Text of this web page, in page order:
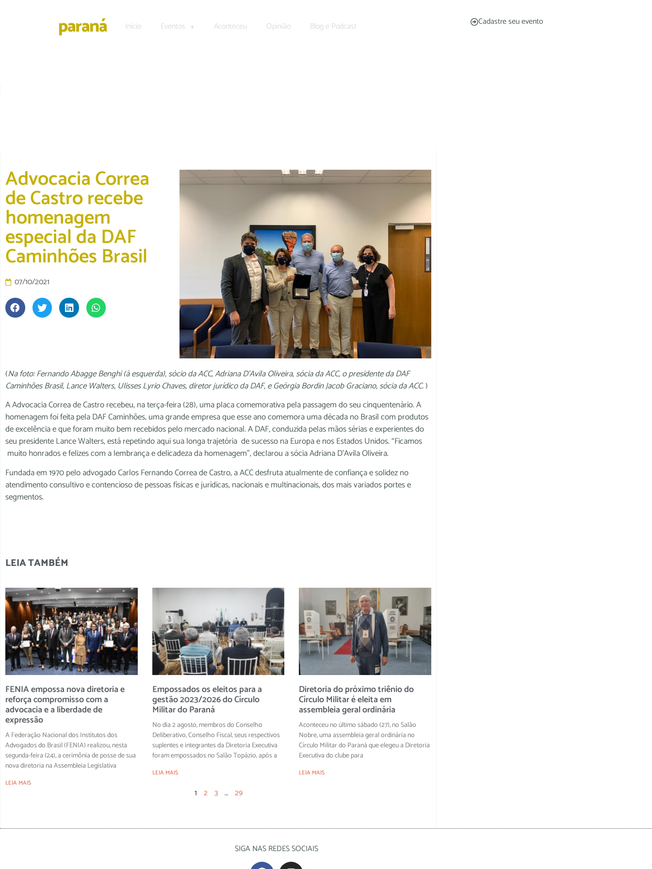
Início Eventos Aconteceu Opinião Blog e Podcast Cadastre seu evento
Advocacia Correa
de Castro recebe
homenagem
especial da DAF
Caminhões Brasil
07/10/2021
(Na foto: Fernando Abagge Benghi (à esquerda), sócio da ACC, Adriana D’Avila Oliveira, sócia da ACC, o presidente da DAF
Caminhões Brasil, Lance Walters, Ulisses Lyrio Chaves, diretor jurídico da DAF, e Geórgia Bordin Jacob Graciano, sócia da ACC.)
A Advocacia Correa de Castro recebeu, na terça-feira (28), uma placa comemorativa pela passagem do seu cinquentenário. A
homenagem foi feita pela DAF Caminhões, uma grande empresa que esse ano comemora uma década no Brasil com produtos
de excelência e que foram muito bem recebidos pelo mercado nacional. A DAF, conduzida pelas mãos sérias e experientes do
seu presidente Lance Walters, está repetindo aqui sua longa trajetória de sucesso na Europa e nos Estados Unidos. “Ficamos
muito honrados e felizes com a lembrança e delicadeza da homenagem”, declarou a sócia Adriana D’Avila Oliveira.
Fundada em 1970 pelo advogado Carlos Fernando Correa de Castro, a ACC desfruta atualmente de confiança e solidez no
atendimento consultivo e contencioso de pessoas físicas e jurídicas, nacionais e multinacionais, dos mais variados portes e
segmentos.
LEIA TAMBÉM
FENIA empossa nova diretoria e
reforça compromisso com a
advocacia e a liberdade de
expressão
A Federação Nacional dos Institutos dos
Advogados do Brasil (FENIA) realizou, nesta
segunda-feira (24), a cerimônia de posse de sua
nova diretoria na Assembleia Legislativa
LEIA MAIS
Empossados os eleitos para a
gestão 2023/2026 do Círculo
Militar do Paraná
No dia 2 agosto, membros do Conselho
Deliberativo, Conselho Fiscal, seus respectivos
suplentes e integrantes da Diretoria Executiva
foram empossados no Salão Topázio, após a
LEIA MAIS
Diretoria do próximo triênio do
Círculo Militar é eleita em
assembleia geral ordinária
Aconteceu no último sábado (27), no Salão
Nobre, uma assembleia geral ordinária no
Círculo Militar do Paraná que elegeu a Diretoria
Executiva do clube para
LEIA MAIS
1 2 3 … 29
SIGA NAS REDES SOCIAIS